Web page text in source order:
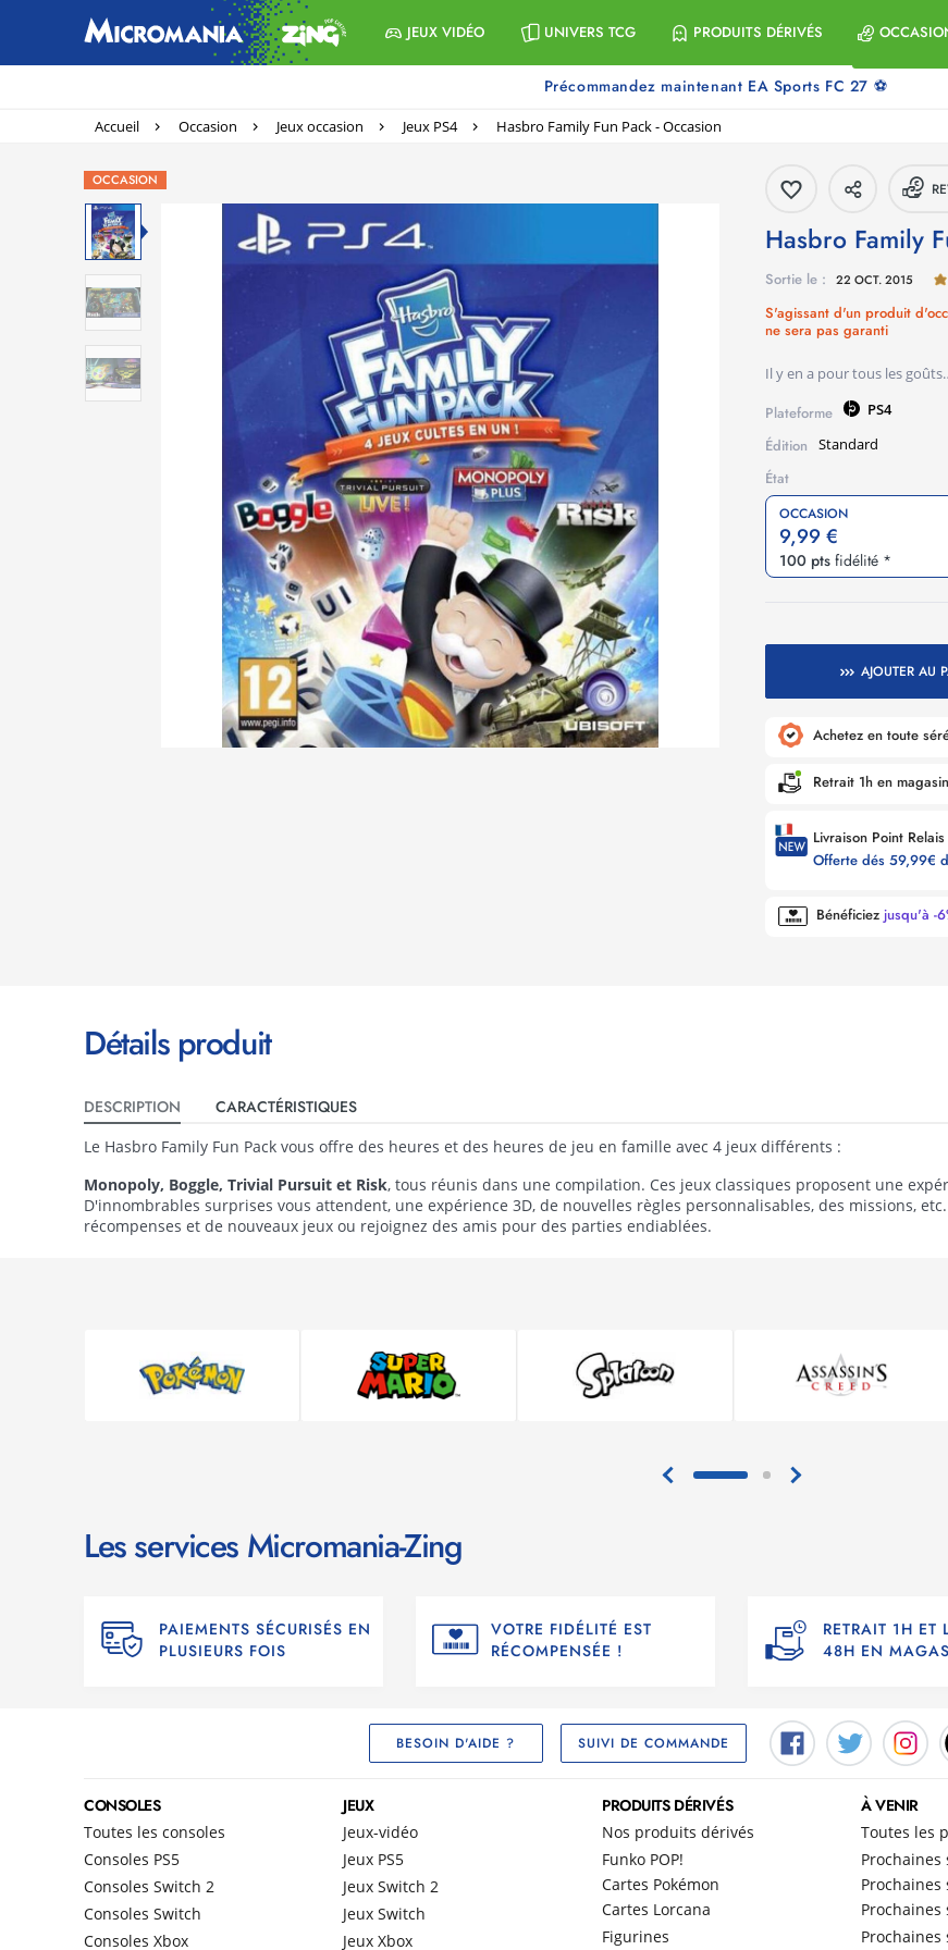
JEUX VIDÉO UNIVERS TCG PRODUITS DÉRIVÉS
Précommandez maintenant EA Sports FC 27 ⚽
Accueil Occasion Jeux occasion Jeux PS4 Hasbro Family Fun Pack - Occasion
OCCASION
Hasbro Family
Sortie le : 22 OCT. 2015
S'agissant d'un produit
ne sera pas garanti
Il y en a pour tous les
Plateforme PS4
Édition Standard
État
OCCASION
9,99 €
100 pts fidélité *
AJOUTER AU
Achetez en toute
Retrait 1h en
Offerte dés 59,99€
Bénéficiez jusqu'à -
Détails produit
DESCRIPTION CARACTÉRISTIQUES
Le Hasbro Family Fun Pack vous offre des heures et des heures de jeu en famille avec 4 jeux différents :
Monopoly, Boggle, Trivial Pursuit et Risk, tous réunis dans une compilation. Ces jeux classiques proposent une
D'innombrables surprises vous attendent, une expérience 3D, de nouvelles règles personnalisables, des missions, etc.
récompenses et de nouveaux jeux ou rejoignez des amis pour des parties endiablées.
Les services Micromania-Zing
PAIEMENTS SÉCURISÉS EN
PLUSIEURS FOIS
VOTRE FIDÉLITÉ EST
RÉCOMPENSÉE !
RETRAIT 1H ET
48H EN
BESOIN D'AIDE ? SUIVI DE COMMANDE
CONSOLES
Toutes les consoles
Consoles PS5
Consoles Switch 2
Consoles Switch
Consoles Xbox
JEUX
Jeux-vidéo
Jeux PS5
Jeux Switch 2
Jeux Switch
Jeux Xbox
PRODUITS DÉRIVÉS
Nos produits dérivés
Funko POP!
Cartes Pokémon
Cartes Lorcana
Figurines
À VENIR
Toutes les
Prochaines
Prochaines
Prochaines
Prochaines